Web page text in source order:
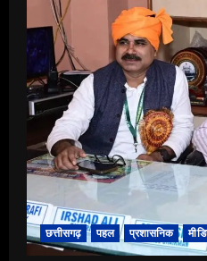
शराब
कोचिए!
कार्रवाई
के
दावों
के
बीच
फिर
सजने
लगे
अवैध
ठिकाने।।
छत्तीसगढ़ पहल प्रशासनिक